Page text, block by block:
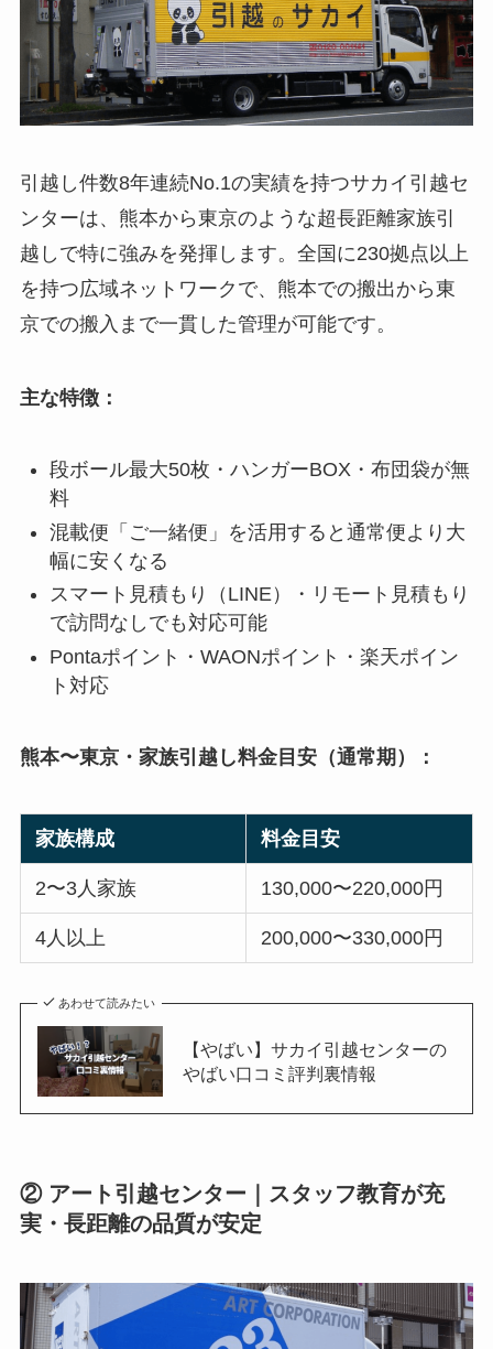
引越し件数8年連続No.1の実績を持つサカイ引越セ
ンターは、熊本から東京のような超長距離家族引
越しで特に強みを発揮します。全国に230拠点以上
を持つ広域ネットワークで、熊本での搬出から東
京での搬入まで一貫した管理が可能です。
主な特徴：
段ボール最大50枚・ハンガーBOX・布団袋が無
料
混載便「ご一緒便」を活用すると通常便より大
幅に安くなる
スマート見積もり（LINE）・リモート見積もり
で訪問なしでも対応可能
Pontaポイント・WAONポイント・楽天ポイン
ト対応
熊本〜東京・家族引越し料金目安（通常期）：
家族構成 料金目安
2〜3人家族 130,000〜220,000円
4人以上 200,000〜330,000円
あわせて読みたい
【やばい】サカイ引越センターの
やばい口コミ評判裏情報
② アート引越センター｜スタッフ教育が充
実・長距離の品質が安定